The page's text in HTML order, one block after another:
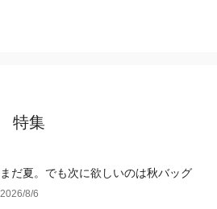
特集
まだ夏。でも次に欲しいのは秋バッグ
2026/8/6